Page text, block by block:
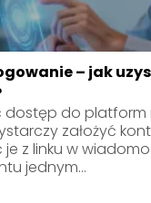
– jak
dostęp do platform
założyć
z linku w
jednym...